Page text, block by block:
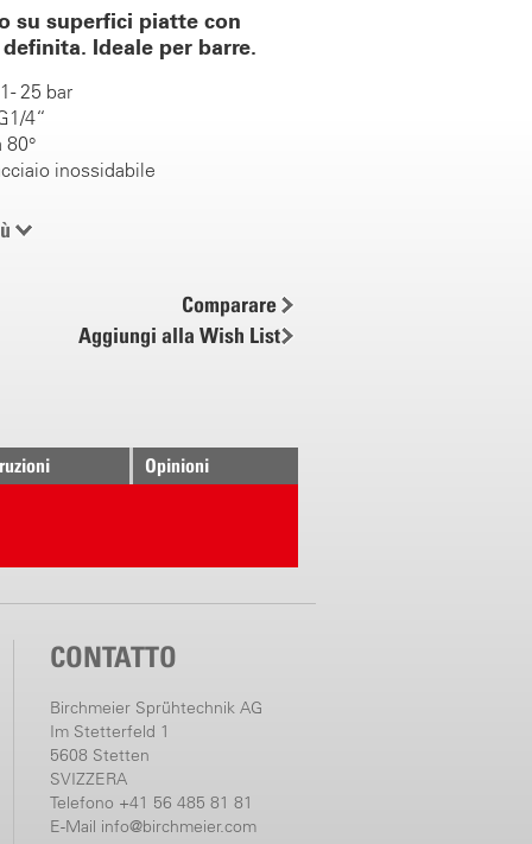
su superfici piatte con
Ideale per barre.
- 25 bar
4“
80°
inossidabile
piatte
l/min.
Comparare
Aggiungi alla Wish List
Opinioni
CONTATTO
Birchmeier Sprühtechnik AG
Im Stetterfeld 1
5608 Stetten
SVIZZERA
Telefono +41 56 485 81 81
E-Mail info@birchmeier.com